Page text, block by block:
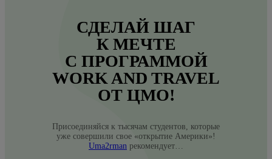
СДЕЛАЙ ШАГ
К МЕЧТЕ
С ПРОГРАММОЙ
WORK AND TRAVEL
ОТ ЦМО!
Присоединяйся к тысячам студентов, которые
уже совершили свое «открытие Америки»!
Uma2rman рекомендует…